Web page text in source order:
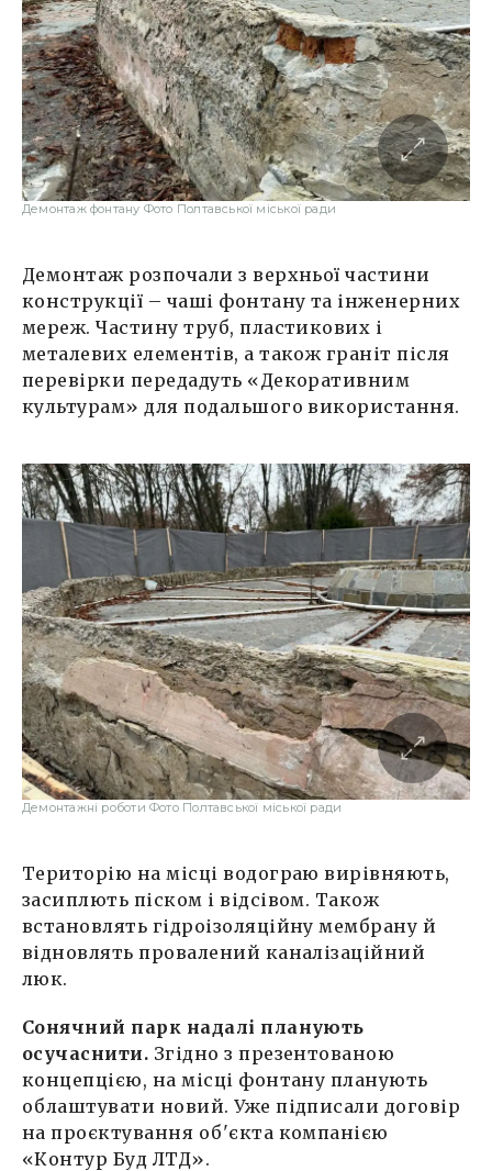
Демонтаж фонтану Фото Полтавської міської ради
Демонтаж розпочали з верхньої частини
конструкції – чаші фонтану та інженерних
мереж. Частину труб, пластикових і
металевих елементів, а також граніт після
перевірки передадуть «Декоративним
культурам» для подальшого використання.
Демонтажні роботи Фото Полтавської міської ради
Територію на місці водограю вирівняють,
засиплють піском і відсівом. Також
встановлять гідроізоляційну мембрану й
відновлять провалений каналізаційний
люк.
Сонячний парк надалі планують
осучаснити. Згідно з презентованою
концепцією, на місці фонтану планують
облаштувати новий. Уже підписали договір
на проєктування об'єкта компанією
«Контур Буд ЛТД».